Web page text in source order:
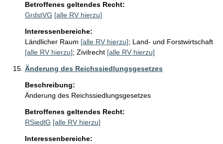
Betroffenes geltendes Recht:
GrdstVG [alle RV hierzu]
Interessenbereiche:
Ländlicher Raum [alle RV hierzu]; Land- und Forstwirtschaft
[alle RV hierzu]; Zivilrecht [alle RV hierzu]
Änderung des Reichssiedlungsgesetzes
Beschreibung:
Änderung des Reichssiedlungsgesetzes
Betroffenes geltendes Recht:
RSiedlG [alle RV hierzu]
Interessenbereiche: